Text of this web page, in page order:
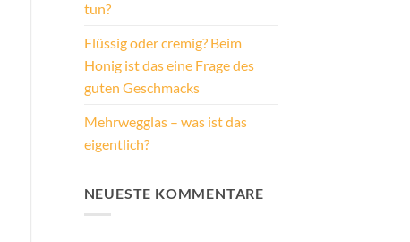
tun?
Flüssig oder cremig? Beim
Honig ist das eine Frage des
guten Geschmacks
Mehrwegglas – was ist das
eigentlich?
NEUESTE KOMMENTARE